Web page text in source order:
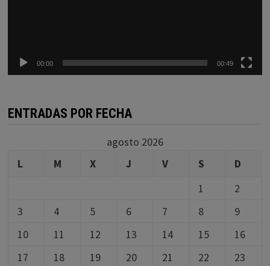
00:00 00:49
ENTRADAS POR FECHA
agosto 2026
L
M X J V S
D
1
2
3
4 5 6 7 8
9
10
11 12 13 14 15
16
17
18 19 20 21 22
23